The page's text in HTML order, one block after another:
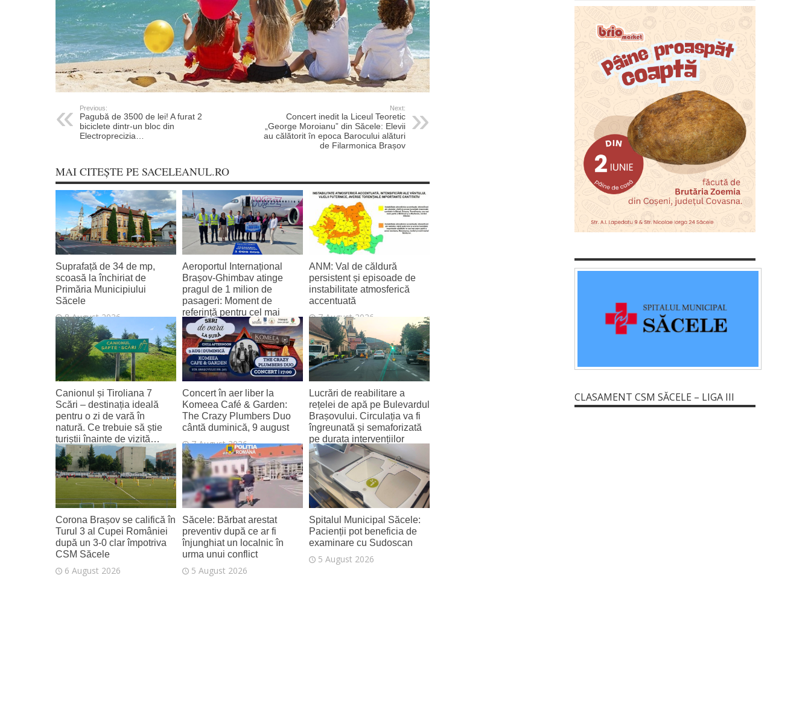
Previous:
Pagubă de 3500 de lei! A furat 2
biciclete dintr-un bloc din
Electroprecizia…
Next:
Concert inedit la Liceul Teoretic
„George Moroianu” din Săcele: Elevii
au călătorit în epoca Barocului alături
de Filarmonica Brașov
MAI CITEȘTE PE SACELEANUL.RO
Suprafață de 34 de mp,
scoasă la închiriat de
Primăria Municipiului
Săcele
8 August 2026
Aeroportul Internațional
Brașov‑Ghimbav atinge
pragul de 1 milion de
pasageri: Moment de
referință pentru cel mai
tânăr aeroport al țării
8 August 2026
ANM: Val de căldură
persistent și episoade de
instabilitate atmosferică
accentuată
7 August 2026
Canionul și Tiroliana 7
Scări – destinația ideală
pentru o zi de vară în
natură. Ce trebuie să știe
turiștii înainte de vizită…
7 August 2026
Concert în aer liber la
Komeea Café & Garden:
The Crazy Plumbers Duo
cântă duminică, 9 august
7 August 2026
Lucrări de reabilitare a
rețelei de apă pe Bulevardul
Brașovului. Circulația va fi
îngreunată și semaforizată
pe durata intervențiilor
6 August 2026
Corona Brașov se califică în
Turul 3 al Cupei României
după un 3-0 clar împotriva
CSM Săcele
6 August 2026
Săcele: Bărbat arestat
preventiv după ce ar fi
înjunghiat un localnic în
urma unui conflict
5 August 2026
Spitalul Municipal Săcele:
Pacienții pot beneficia de
examinare cu Sudoscan
5 August 2026
CLASAMENT CSM SĂCELE – LIGA III